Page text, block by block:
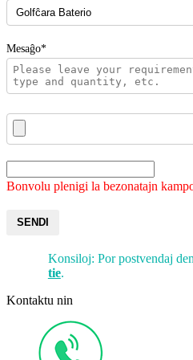
Mesaĝo*
Bonvolu plenigi la bezonatajn
SENDI
Konsiloj: Por postvendaj
tie.
Kontaktu nin